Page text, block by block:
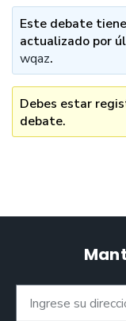
Este debate
actualizado por
wqaz.
Debes estar
debate.